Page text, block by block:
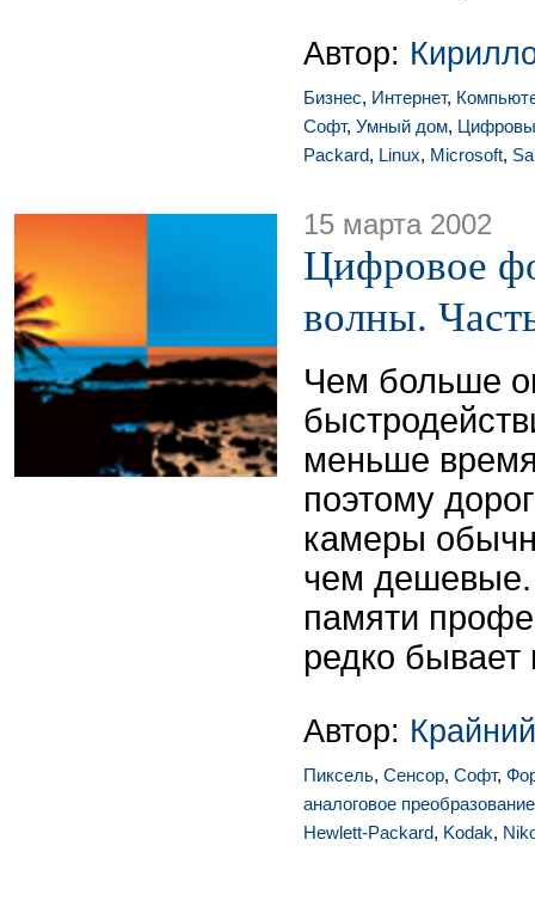
Автор:
Бизнес, Интернет,
Софт, Умный дом,
Packard, Linux, Microsoft,
15 марта 2002
Цифровое
волны.
Чем больше
меньше
поэтому
камеры
чем
памяти
редко
Автор:
Пиксель, Сенсор, Софт,
аналоговое преобразование
Hewlett-Packard, Kodak,